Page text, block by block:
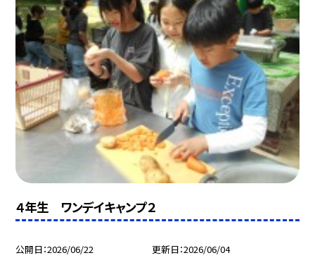
４年生 ワンデイキャンプ２
公開日 2026/06/22 更新日 2026/06/04